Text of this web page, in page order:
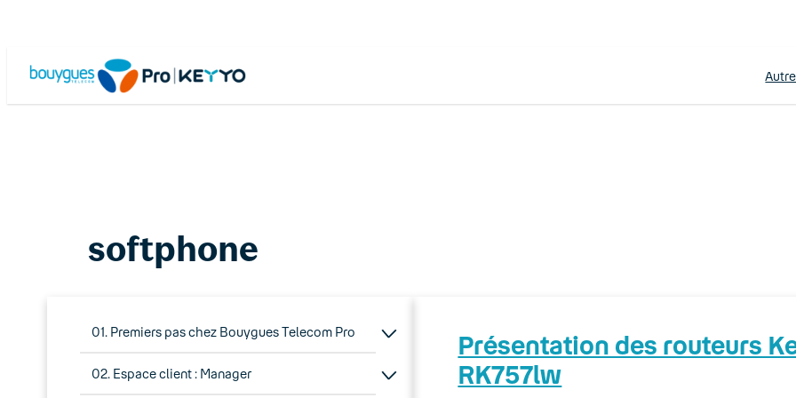
Autre
softphone
01. Premiers pas chez Bouygues Telecom Pro
02. Espace client : Manager
Présentation des routeurs
RK757lw